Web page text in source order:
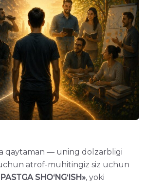
qaytaman — uning dolzarbligi
atrof-muhitingiz siz uchun
SHO‘NG‘ISH», yoki